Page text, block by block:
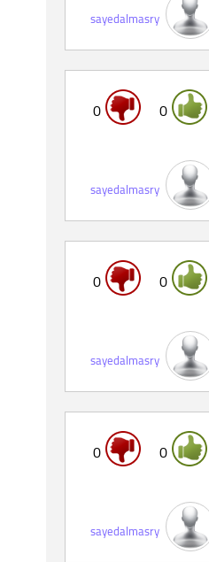
sayedalmasry
0 0
sayedalmasry
0 0
sayedalmasry
0 0
sayedalmasry